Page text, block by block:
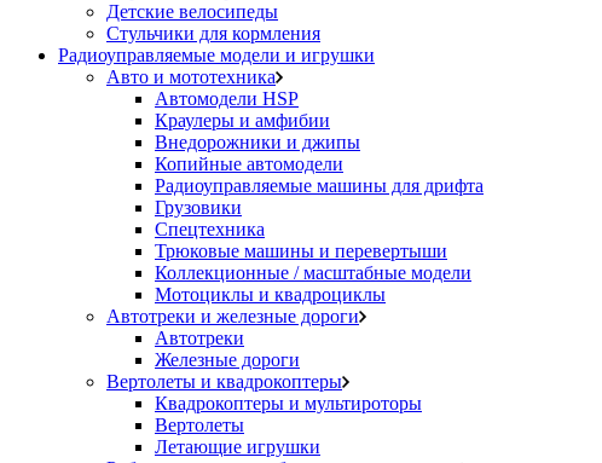
Детские велосипеды
Стульчики для кормления
Радиоуправляемые модели и игрушки
Авто и мототехника
Автомодели HSP
Краулеры и амфибии
Внедорожники и джипы
Копийные автомодели
Радиоуправляемые машины для дрифта
Грузовики
Спецтехника
Трюковые машины и перевертыши
Коллекционные / масштабные модели
Мотоциклы и квадроциклы
Автотреки и железные дороги
Автотреки
Железные дороги
Вертолеты и квадрокоптеры
Квадрокоптеры и мультироторы
Вертолеты
Летающие игрушки